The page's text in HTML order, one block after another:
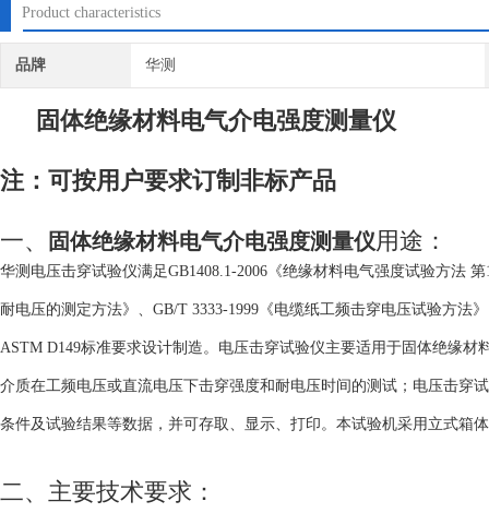
Product characteristics
品牌 华测
固体绝缘材料电气介电强度测量仪
注：可按用户要求订制非标产品
一、 固体绝缘材料电气介电强度测量仪用途：
华测电压击穿试验仪满足GB1408.1-2006《绝缘材料电气强度试验方法
耐电压的测定方法》、GB/T 3333-1999《电缆纸工频击穿电压试验方法
ASTM D149标准要求设计制造。电压击穿试验仪主要适用于固体绝缘
介质在工频电压或直流电压下击穿强度和耐电压时间的测试；电压击穿
条件及试验结果等数据，并可存取、显示、打印。本试验机采用立式箱
二、 主要技术要求：